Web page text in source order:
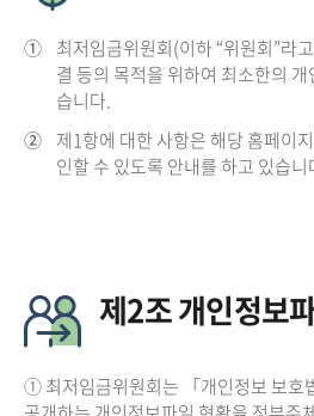
① 최저임금위원회(이하 “위원회”라
결 등의 목적을 위하여 최소한의
습니다.
② 제1항에 대한 사항은 해당 홈페이
인할 수 있도록 안내를 하고 있습니
제2조 개인정보
① 최저임금위원회는 「개인정보 보호